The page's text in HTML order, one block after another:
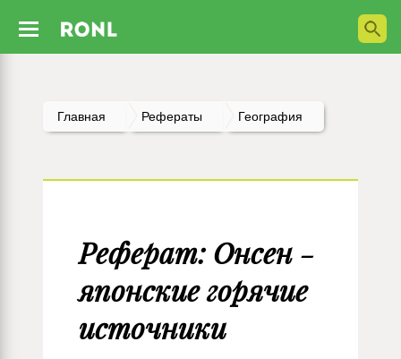
Главная Рефераты География
Реферат: Онсен -
японские горячие
источники